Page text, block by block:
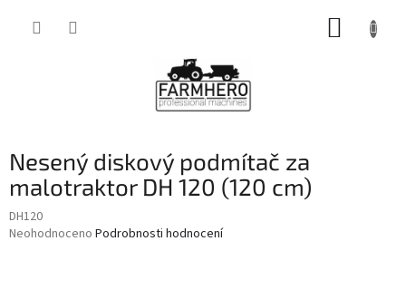
Nesený diskový podmítač za
malotraktor DH 120 (120 cm)
DH120
Průměrné
Neohodnoceno Podrobnosti hodnocení